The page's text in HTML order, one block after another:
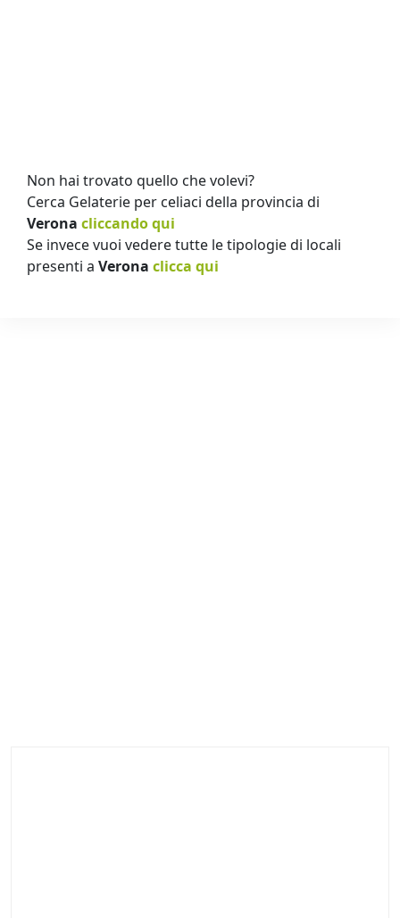
Non hai trovato quello che volevi?
Cerca Gelaterie per celiaci della provincia di
Verona cliccando qui
Se invece vuoi vedere tutte le tipologie di locali
presenti a Verona clicca qui